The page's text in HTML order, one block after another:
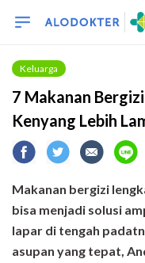
Keluarga
7 Makanan
Kenyang Lebih
Makanan bergizi
bisa menjadi solusi
lapar di tengah
asupan yang tepat,